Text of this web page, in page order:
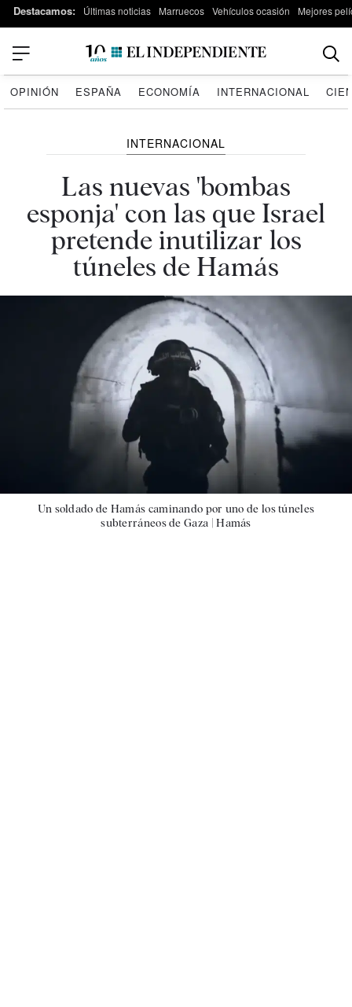
Destacamos: Últimas noticias Marruecos Vehículos ocasión Mejores
OPINIÓN ESPAÑA ECONOMÍA INTERNACIONAL
INTERNACIONAL
Las nuevas 'bombas
esponja' con las que Israel
pretende inutilizar los
túneles de Hamás
Un soldado de Hamás caminando por uno de los túneles
subterráneos de Gaza |Hamás